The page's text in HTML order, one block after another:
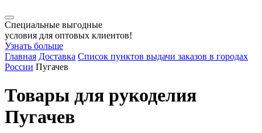
Специальные выгодные
условия для оптовых клиентов!
Узнать больше
Главная Доставка Список пунктов выдачи заказов в городах
России Пугачев
Товары для рукоделия
Пугачев